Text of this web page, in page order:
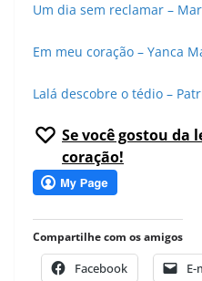
Um dia sem reclamar –
Em meu coração – Yanca
Lalá descobre o tédio –
Se você gostou da
coração!
Compartilhe com os amigos
Facebook E-